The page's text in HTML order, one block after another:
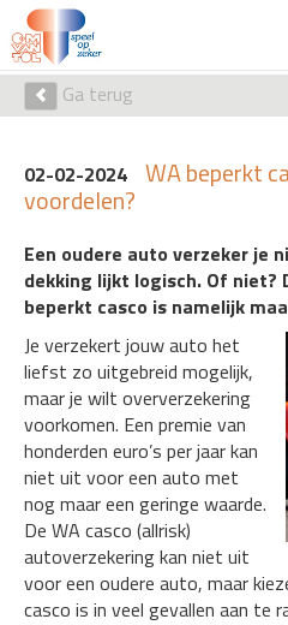
Ga terug
02-02-2024 WA beperkt
voordelen?
Een oudere auto verzeker je
dekking lijkt logisch. Of niet?
beperkt casco is namelijk
Je verzekert jouw auto het
liefst zo uitgebreid mogelijk,
maar je wilt oververzekering
voorkomen. Een premie van
honderden euro’s per jaar kan
niet uit voor een auto met
nog maar een geringe waarde.
De WA casco (allrisk)
autoverzekering kan niet uit
voor een oudere auto, maar
casco is in veel gevallen aan te